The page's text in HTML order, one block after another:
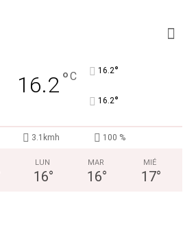
16.2°C 16.2°
16.2°
3.1kmh 100 %
LUN
16°
MAR
16°
MIÉ
17°